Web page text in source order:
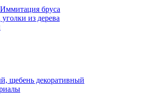
бруса
из дерева
щебень декоративный